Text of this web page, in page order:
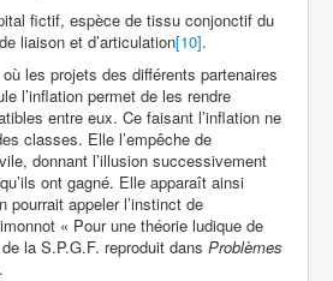
fictif, espèce de tissu conjonctif du
liaison et d’articulation[10].
les projets des différents partenaires
l’inflation permet de les rendre
entre eux. Ce faisant l’inflation ne
classes. Elle l’empêche de
donnant l’illusion successivement
ont gagné. Elle apparaît ainsi
pourrait appeler l’instinct de
« Pour une théorie ludique de
la S.P.G.F. reproduit dans Problèmes